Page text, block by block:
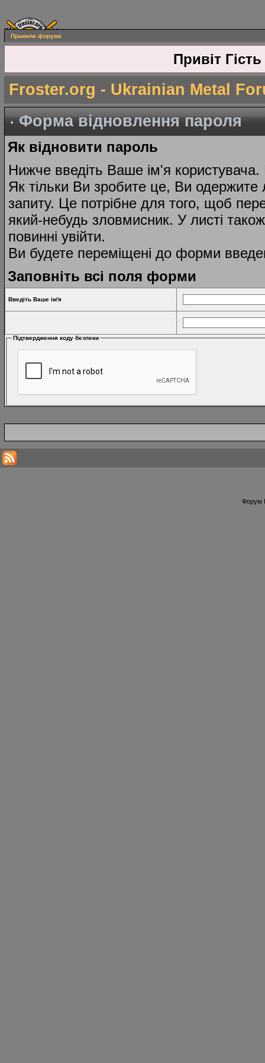
Правила форума
Привіт Гість
Froster.org - Ukrainian Metal
Форма відновлення пароля
Як відновити пароль
Нижче введіть Ваше ім'я
Як тільки Ви зробите це, Ви
запиту. Це потрібне для того, щоб
який-небудь зловмисник. У листі
повинні увійти.
Ви будете переміщені до форми
Заповніть всі поля форми
Введіть Ваше ім'я
Підтвердження коду безпеки
Форум